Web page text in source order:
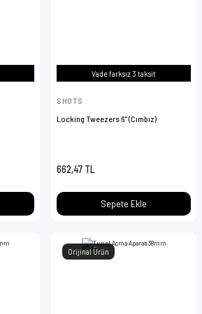
Vade farksız 3 taksit
SHOTS
Locking Tweezers 6'' (Cımbız)
662,47 TL
Sepete Ekle
Orijinal Ürün